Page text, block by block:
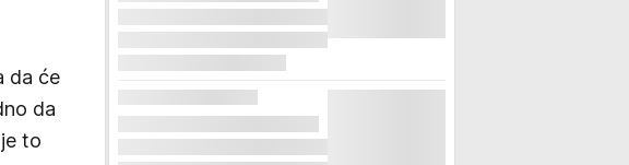
da će
da
to